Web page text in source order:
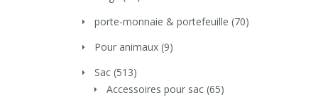
porte-monnaie & portefeuille (70)
Pour animaux (9)
Sac (513)
Accessoires pour sac (65)